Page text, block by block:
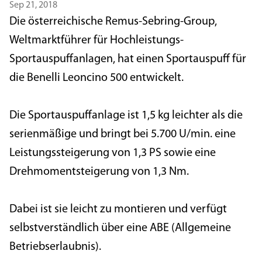
Sep 21, 2018
Die österreichische Remus-Sebring-Group,
Weltmarktführer für Hochleistungs-
Sportauspuffanlagen, hat einen Sportauspuff für
die Benelli Leoncino 500 entwickelt.
Die Sportauspuffanlage ist 1,5 kg leichter als die
serienmäßige und bringt bei 5.700 U/min. eine
Leistungssteigerung von 1,3 PS sowie eine
Drehmomentsteigerung von 1,3 Nm.
Dabei ist sie leicht zu montieren und verfügt
selbstverständlich über eine ABE (Allgemeine
Betriebserlaubnis).